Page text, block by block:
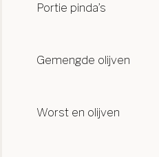
Portie pinda’s
Gemengde olijven
Worst en olijven